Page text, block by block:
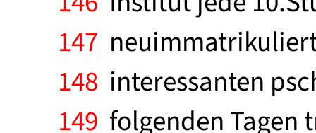
147
148 interessanten
149 folgenden Tagen